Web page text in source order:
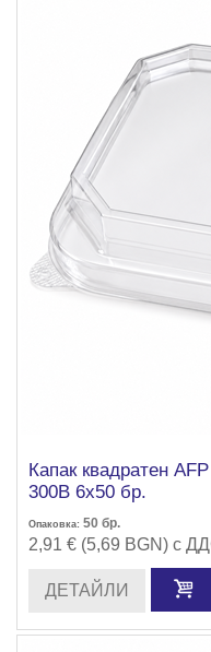
Капак квадратен
300B 6х50 бр.
Опаковка: 50 бр.
2,91 € (5,69 BGN) с
ДЕТАЙЛИ